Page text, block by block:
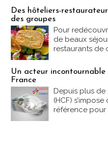
Des hôteliers-
des groupes
Pour
de beaux
restaurants de
Un acteur
France
Depuis plus de
(HCF)
référence pour